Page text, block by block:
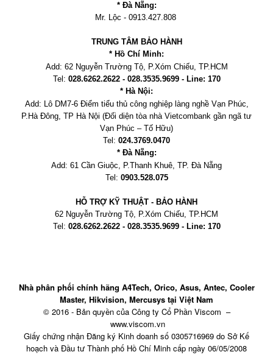
* Đà Nẵng:
Mr. Lộc - 0913.427.808
TRUNG TÂM BẢO HÀNH
* Hồ Chí Minh:
Add: 62 Nguyễn Trường Tộ, P.Xóm Chiếu, TP.HCM
Tel: 028.6262.2622 - 028.3535.9699 - Line: 170
* Hà Nội:
Add: Lô DM7-6 Điểm tiểu thủ công nghiệp làng nghề Vạn Phúc,
P.Hà Đông, TP Hà Nội (Đối diện tòa nhà Vietcombank gần ngã tư
Vạn Phúc – Tố Hữu)
Tel: 024.3769.0470
* Đà Nẵng:
Add: 61 Cần Giuộc, P.Thanh Khuê, TP. Đà Nẵng
Tel: 0903.528.075
HỖ TRỢ KỸ THUẬT - BẢO HÀNH
62 Nguyễn Trường Tộ, P.Xóm Chiếu, TP.HCM
Tel: 028.6262.2622 - 028.3535.9699 - Line: 170
Nhà phân phối chính hãng A4Tech, Orico, Asus, Antec, Cooler
Master, Hikvision, Mercusys tại Việt Nam
© 2016 - Bản quyền của Công ty Cổ Phần Viscom –
www.viscom.vn
Giấy chứng nhận Đăng ký Kinh doanh số 0305716969 do Sở Kế
hoạch và Đầu tư Thành phố Hồ Chí Minh cấp ngày 06/05/2008